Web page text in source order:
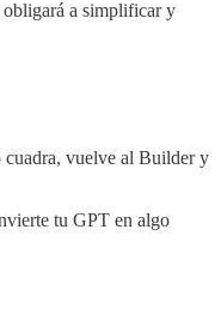
a simplificar y
vuelve al Builder y
tu GPT en algo